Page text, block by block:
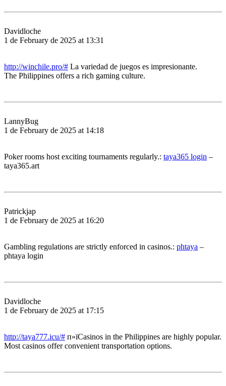
Davidloche
1 de February de 2025 at 13:31
http://winchile.pro/# La variedad de juegos es impresionante.
The Philippines offers a rich gaming culture.
LannyBug
1 de February de 2025 at 14:18
Poker rooms host exciting tournaments regularly.: taya365 login –
taya365.art
Patrickjap
1 de February de 2025 at 16:20
Gambling regulations are strictly enforced in casinos.: phtaya –
phtaya login
Davidloche
1 de February de 2025 at 17:15
http://taya777.icu/# п»їCasinos in the Philippines are highly popular.
Most casinos offer convenient transportation options.